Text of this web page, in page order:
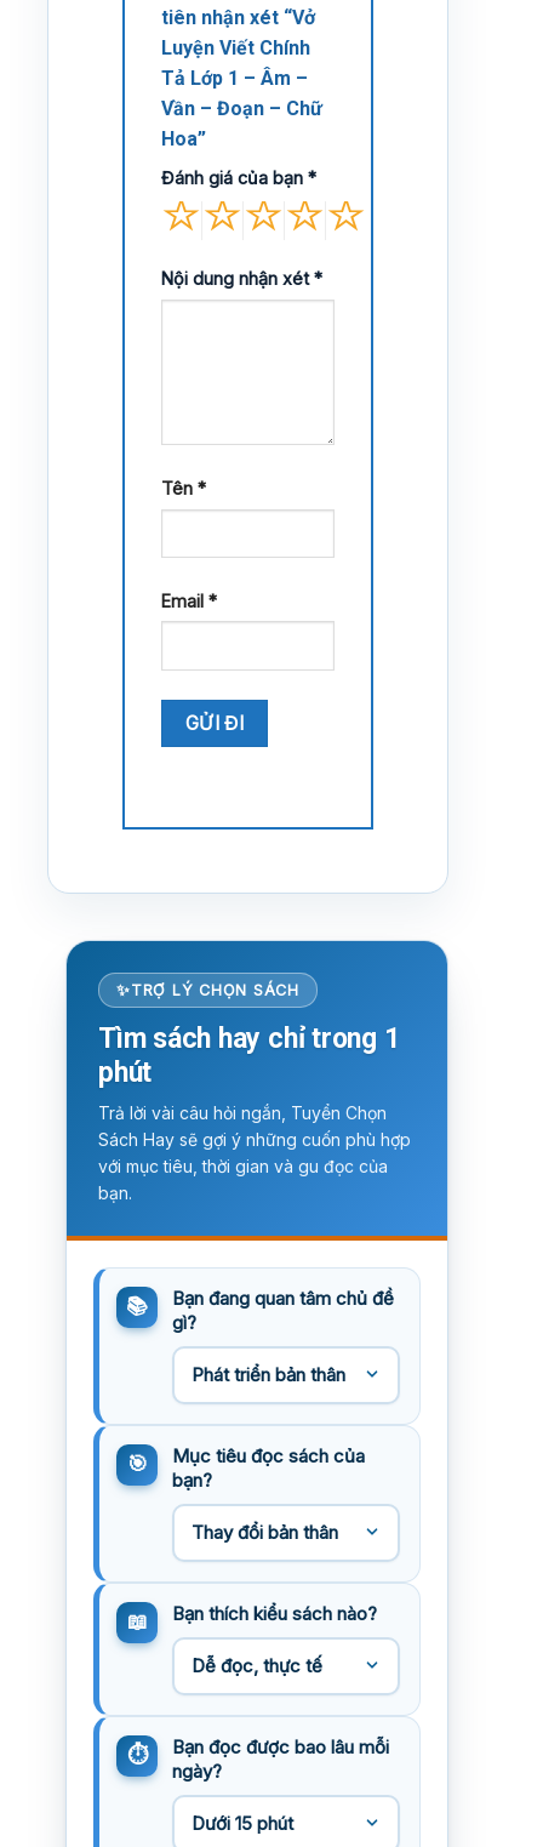
tiên nhận xét “Vở
Luyện Viết Chính
Tả Lớp 1 – Âm –
Vần – Đoạn – Chữ
Hoa”
Đánh giá của bạn *
Nội dung nhận xét*
Tên *
Email *
TRỢ LÝ CHỌN SÁCH
Tìm sách hay chỉ trong 1
phút
Trả lời vài câu hỏi ngắn, Tuyển Chọn
Sách Hay sẽ gợi ý những cuốn phù hợp
với mục tiêu, thời gian và gu đọc của
bạn.
Bạn đang quan tâm chủ đề
gì?
Mục tiêu đọc sách của
bạn?
Bạn thích kiểu sách nào?
Bạn đọc được bao lâu mỗi
ngày?